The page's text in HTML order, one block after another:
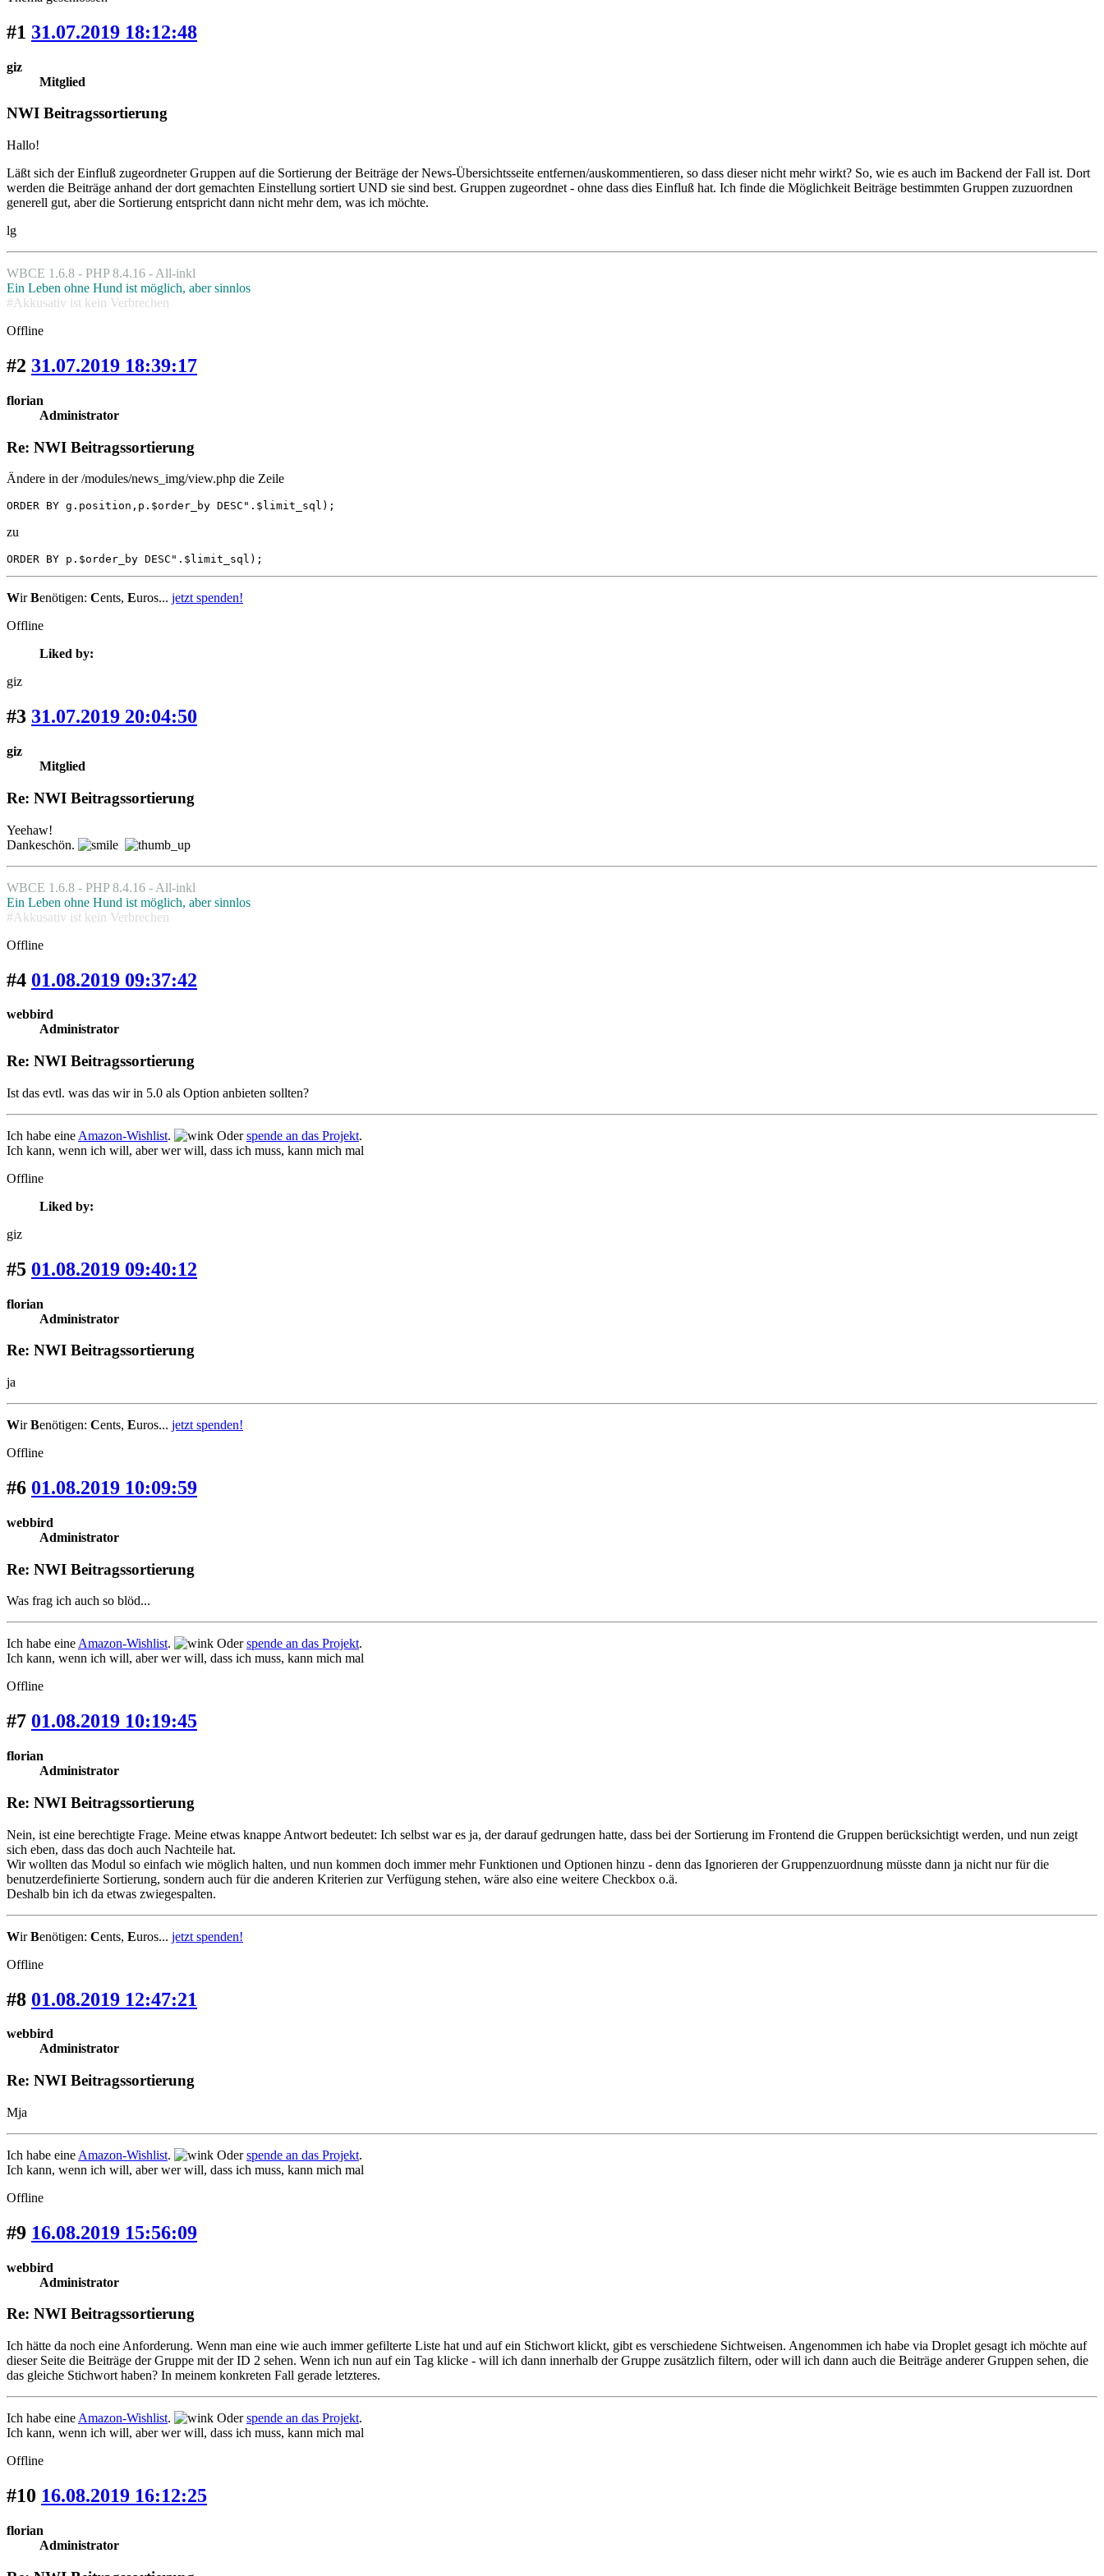
#1 31.07.2019 18:12:48
giz
Mitglied
NWI Beitragssortierung
Hallo!
Läßt sich der Einfluß zugeordneter Gruppen auf die Sortierung der Beiträge der News-Übersichtsseite entfernen/auskommentieren, so dass dieser nicht mehr wirkt? So, wie es auch im Backend der Fall ist. Dort
werden die Beiträge anhand der dort gemachten Einstellung sortiert UND sie sind best. Gruppen zugeordnet - ohne dass dies Einfluß hat. Ich finde die Möglichkeit Beiträge bestimmten Gruppen zuzuordnen
generell gut, aber die Sortierung entspricht dann nicht mehr dem, was ich möchte.
lg
WBCE 1.6.8 - PHP 8.4.16 - All-inkl
Ein Leben ohne Hund ist möglich, aber sinnlos
#Akkusativ ist kein Verbrechen
Offline
#2 31.07.2019 18:39:17
florian
Administrator
Re: NWI Beitragssortierung
Ändere in der /modules/news_img/view.php die Zeile
ORDER BY g.position,p.$order_by DESC".$limit_sql);
zu
ORDER BY p.$order_by DESC".$limit_sql);
WirBenötigen: Cents, Euros... jetzt spenden!
Offline
Liked by:
giz
#3 31.07.2019 20:04:50
giz
Mitglied
Re: NWI Beitragssortierung
Yeehaw!
Dankeschön.
WBCE 1.6.8 - PHP 8.4.16 - All-inkl
Ein Leben ohne Hund ist möglich, aber sinnlos
#Akkusativ ist kein Verbrechen
Offline
#4 01.08.2019 09:37:42
webbird
Administrator
Re: NWI Beitragssortierung
Ist das evtl. was das wir in 5.0 als Option anbieten sollten?
Ich habe eine Amazon-Wishlist. Oderspende an das Projekt.
Ich kann, wenn ich will, aber wer will, dass ich muss, kann mich mal
Offline
Liked by:
giz
#5 01.08.2019 09:40:12
florian
Administrator
Re: NWI Beitragssortierung
ja
WirBenötigen: Cents, Euros... jetzt spenden!
Offline
#6 01.08.2019 10:09:59
webbird
Administrator
Re: NWI Beitragssortierung
Was frag ich auch so blöd...
Ich habe eine Amazon-Wishlist. Oderspende an das Projekt.
Ich kann, wenn ich will, aber wer will, dass ich muss, kann mich mal
Offline
#7 01.08.2019 10:19:45
florian
Administrator
Re: NWI Beitragssortierung
Nein, ist eine berechtigte Frage. Meine etwas knappe Antwort bedeutet: Ich selbst war es ja, der darauf gedrungen hatte, dass bei der Sortierung im Frontend die Gruppen berücksichtigt werden, und nun zeigt
sich eben, dass das doch auch Nachteile hat.
Wir wollten das Modul so einfach wie möglich halten, und nun kommen doch immer mehr Funktionen und Optionen hinzu - denn das Ignorieren der Gruppenzuordnung müsste dann ja nicht nur für die
benutzerdefinierte Sortierung, sondern auch für die anderen Kriterien zur Verfügung stehen, wäre also eine weitere Checkbox o.ä.
Deshalb bin ich da etwas zwiegespalten.
WirBenötigen: Cents, Euros... jetzt spenden!
Offline
#8 01.08.2019 12:47:21
webbird
Administrator
Re: NWI Beitragssortierung
Mja
Ich habe eine Amazon-Wishlist. Oderspende an das Projekt.
Ich kann, wenn ich will, aber wer will, dass ich muss, kann mich mal
Offline
#9 16.08.2019 15:56:09
webbird
Administrator
Re: NWI Beitragssortierung
Ich hätte da noch eine Anforderung. Wenn man eine wie auch immer gefilterte Liste hat und auf ein Stichwort klickt, gibt es verschiedene Sichtweisen. Angenommen ich habe via Droplet gesagt ich möchte auf
dieser Seite die Beiträge der Gruppe mit der ID 2 sehen. Wenn ich nun auf ein Tag klicke - will ich dann innerhalb der Gruppe zusätzlich filtern, oder will ich dann auch die Beiträge anderer Gruppen sehen, die
das gleiche Stichwort haben? In meinem konkreten Fall gerade letzteres.
Ich habe eine Amazon-Wishlist. Oderspende an das Projekt.
Ich kann, wenn ich will, aber wer will, dass ich muss, kann mich mal
Offline
#10 16.08.2019 16:12:25
florian
Administrator